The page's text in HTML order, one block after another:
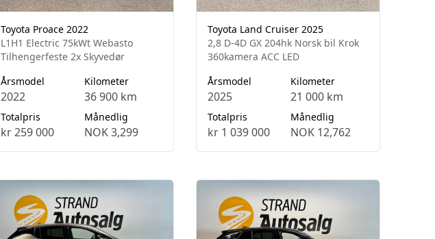
Toyota Proace 2022
L1H1 Electric 75kWt Webasto
Tilhengerfeste 2x Skyvedør
Årsmodel
2022
Kilometer
36 900 km
Totalpris
kr 259 000
Månedlig
NOK 3,299
Toyota Land Cruiser 2025
2,8 D-4D GX 204hk Norsk bil Krok
360kamera ACC LED
Årsmodel
2025
Kilometer
21 000 km
Totalpris
kr 1 039 000
Månedlig
NOK 12,762